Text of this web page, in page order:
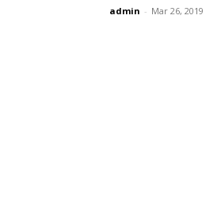
admin - Mar 26, 2019